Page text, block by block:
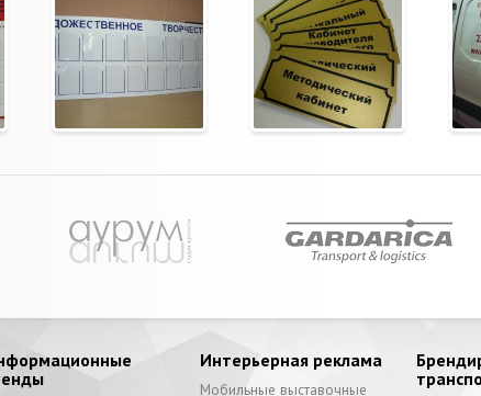
Интерьерная реклама
Мобильные выставочные